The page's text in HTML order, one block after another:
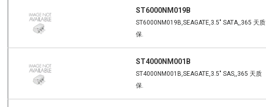
ST6000NM019B
ST6000NM019B,SEAGATE,3.5" SATA,,365 天质
保.
ST4000NM001B
ST4000NM001B,SEAGATE,3.5" SAS,,365 天质
保.